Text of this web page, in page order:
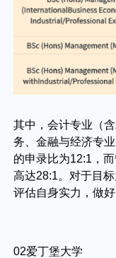
其中，会计专业（
务、金融与经济专
的申录比为12:1，
高达28:1。对于目
评估自身实力，做
02爱丁堡大学